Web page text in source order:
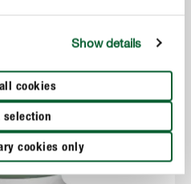
Show details
cookies
selection
cookies only